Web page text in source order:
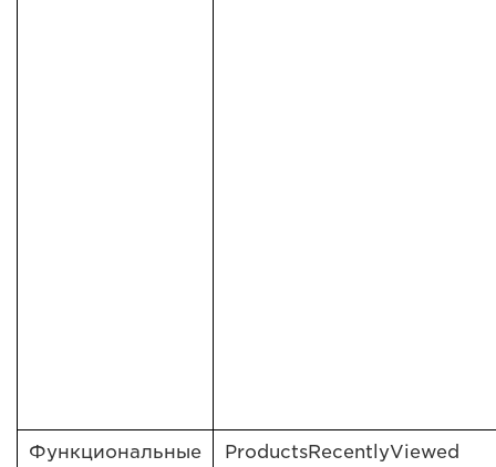
Функциональные ProductsRecentlyViewed